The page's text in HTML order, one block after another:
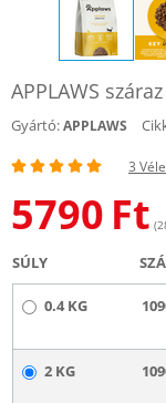
APPLAWS
Gyártó:APPLAWS
3
5790 Ft
SÚLY
0.4 KG
2 KG